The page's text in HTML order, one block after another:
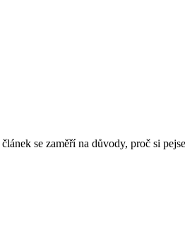
se zaměří na důvody, proč si